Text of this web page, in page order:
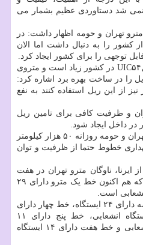
نمی شد دستاوردی عظیم بشمار می
تهران و حومه اظهار داشت: در
کشور را به دنبال داشت اما الان
توجهی را برای کشور ایجاد کرد.
وی با اعلان اینکه استفاده از ریلUIC۵۴ در کشور زیاد است و متروی
این ریل را در ساخت بهره برد اشاره کرد:
از این ریل استفاده کنند به نفع
و ظرفیت کافی برای تامین ریل
در داخل ایجاد شود.
وی اشاره کرد: قطارهای مترو تهران و حومه روزانه ۵۰ هزار کیلومتر
خطوط حتما از ظرفیت و توان
ایرنا، ناوگان مترو تهران در هفت
خط و ۱۳۲ ایستگاه فعال است که هم اکنون خط یک مترو دارای ۲۹
است.
خط ۲ دارای ۲۲ ایستگاه، خط سه دارای ۲۴ ایستگاه، خط چهار دارای
۱۹ ایستگاه به اضافه سه ایستگاه انشعابی، خط پنج دارای ۱۱
ایستگاه به اضافه ۲ ایستگاه انشعابی و خط هفت دارای ۱۴ ایستگاه